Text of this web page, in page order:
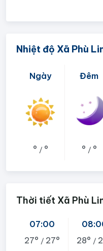
Nhiệt độ Xã Phù
Ngày
° / °
Đêm
° / °
Thời tiết Xã Phù
07:00
27° / 27°
28° /